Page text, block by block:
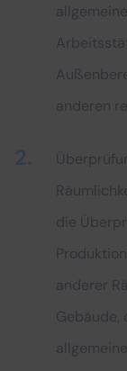
anderen
die
anderer
Gebäude,